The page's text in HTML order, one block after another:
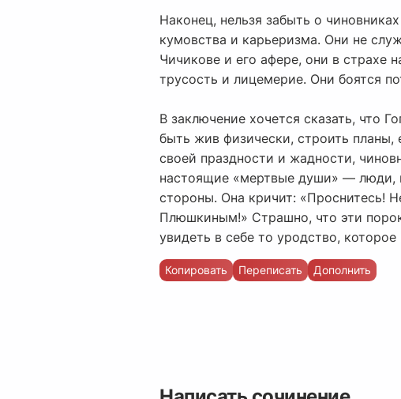
Наконец, нельзя забыть о
кумовства и карьеризма. Они не
Чичикове и его афере, они в страхе
трусость и лицемерие. Они боятся
В заключение хочется сказать, что
быть жив физически, строить
своей праздности и жадности,
настоящие «мертвые души» — люди,
стороны. Она кричит: «Проснитесь!
Плюшкиным!» Страшно, что эти
увидеть в себе то уродство,
Копировать Переписать Дополнить